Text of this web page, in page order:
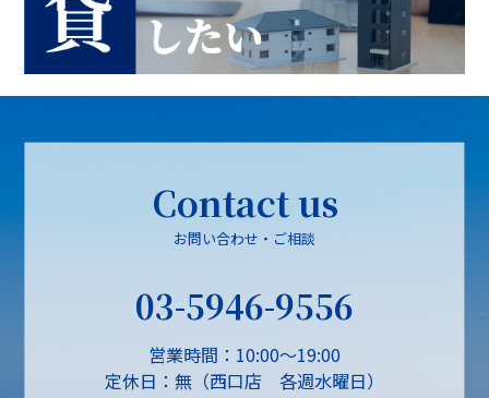
Contact us
お問い合わせ・ご相談
03-5946-9556
営業時間：10:00～19:00
定休日：無（西口店 各週水曜日）